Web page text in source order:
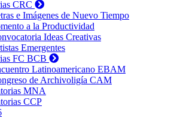
CRC
e Imágenes de Nuevo Tiempo
a la Productividad
Ideas Creativas
Emergentes
FC BCB
Latinoamericano EBAM
de Archivoligía CAM
MNA
CCP